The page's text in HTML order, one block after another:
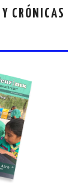
CRÓNICAS